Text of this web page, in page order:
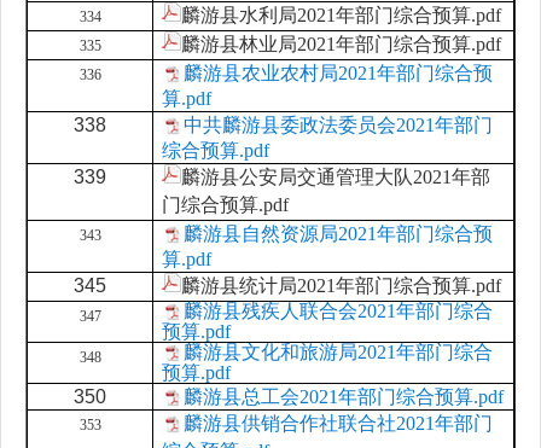
334 麟游县水利局2021年部门综合预算.pdf
335 麟游县林业局2021年部门综合预算.pdf
336
麟游县农业农村局2021年部门综合预
算.pdf
338
中共麟游县委政法委员会2021年部门
综合预算.pdf
339
麟游县公安局交通管理大队2021年部
门综合预算.pdf
343
麟游县自然资源局2021年部门综合预
算.pdf
345
麟游县统计局2021年部门综合预算.pdf
347
麟游县残疾人联合会2021年部门综合
预算.pdf
348
麟游县文化和旅游局2021年部门综合
预算.pdf
350
麟游县总工会2021年部门综合预算.pdf
353
麟游县供销合作社联合社2021年部门